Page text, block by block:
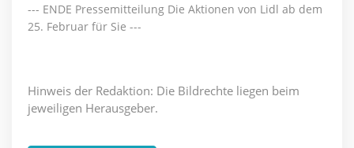
--- ENDE Pressemitteilung Die Aktionen von Lidl ab dem
25. Februar für Sie ---
Hinweis der Redaktion: Die Bildrechte liegen beim
jeweiligen Herausgeber.